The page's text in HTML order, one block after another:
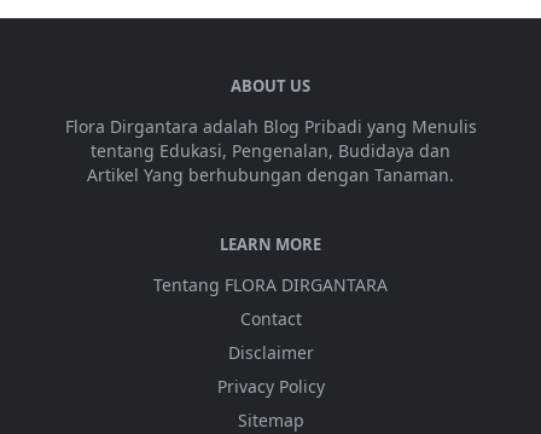
ABOUT US
Flora Dirgantara adalah Blog Pribadi yang Menulis
tentang Edukasi, Pengenalan, Budidaya dan
Artikel Yang berhubungan dengan Tanaman.
LEARN MORE
Tentang FLORA DIRGANTARA
Contact
Disclaimer
Privacy Policy
Sitemap